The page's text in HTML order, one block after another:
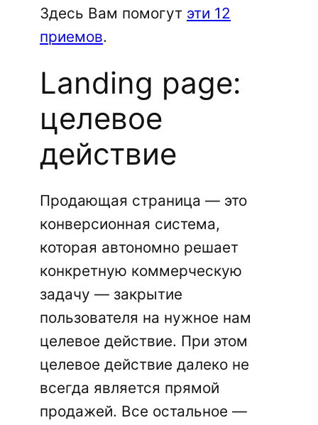
Здесь Вам помогут эти 12
приемов.
Landing page:
целевое
действие
Продающая страница — это
конверсионная система,
которая автономно решает
конкретную коммерческую
задачу — закрытие
пользователя на нужное нам
целевое действие. При этом
целевое действие далеко не
всегда является прямой
продажей. Все остальное —